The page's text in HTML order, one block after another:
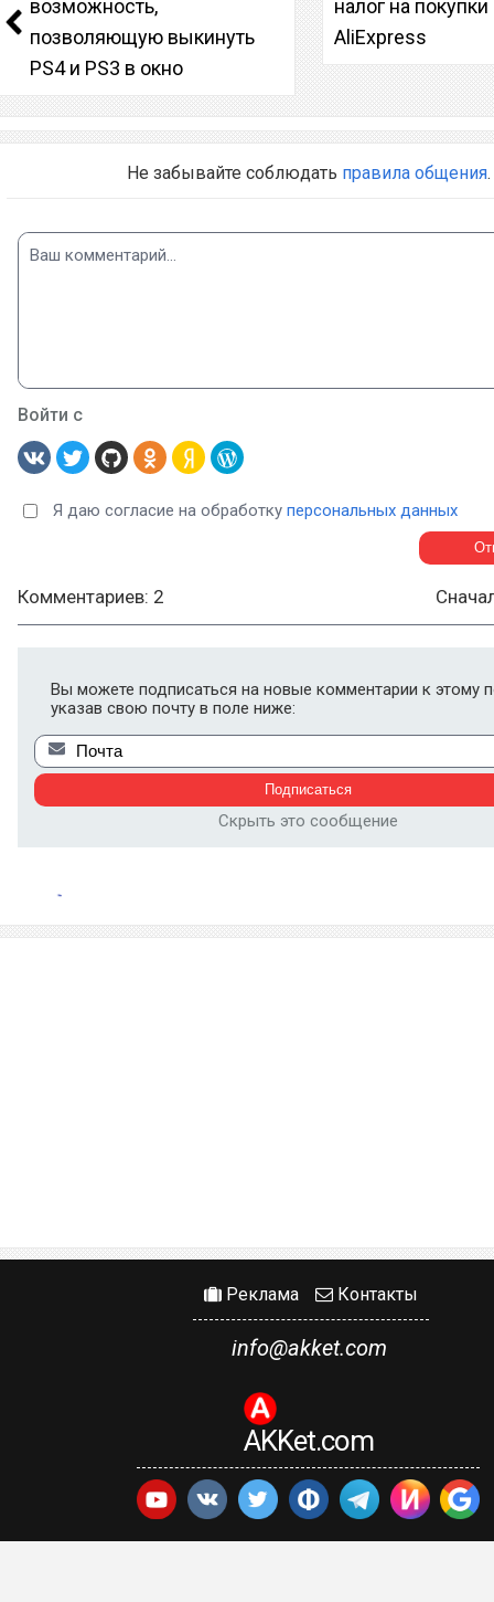
возможность,
позволяющую выкинуть
PS4 и PS3 в окно
налог на покупки
AliExpress
Не забывайте соблюдать правила общения.
Войти с
Я даю согласие на обработку персональных данных
Комментариев: 2
Вы можете подписаться на новые комментарии к этому
указав свою почту в поле ниже:
Скрыть это сообщение
Реклама Контакты
info@akket.com
AKKet.com